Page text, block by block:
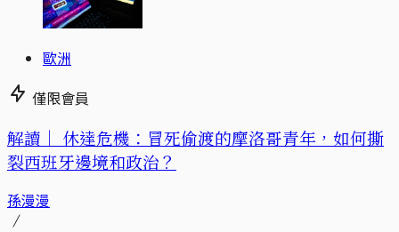
歐洲
僅限會員
解讀｜ 休達危機：冒死偷渡的摩洛哥青年，如何撕
裂西班牙邊境和政治？
孫漫漫